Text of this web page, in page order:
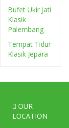
Bufet Ukir Jati
Klasik
Palembang
Tempat Tidur
Klasik Jepara
OUR
LOCATION